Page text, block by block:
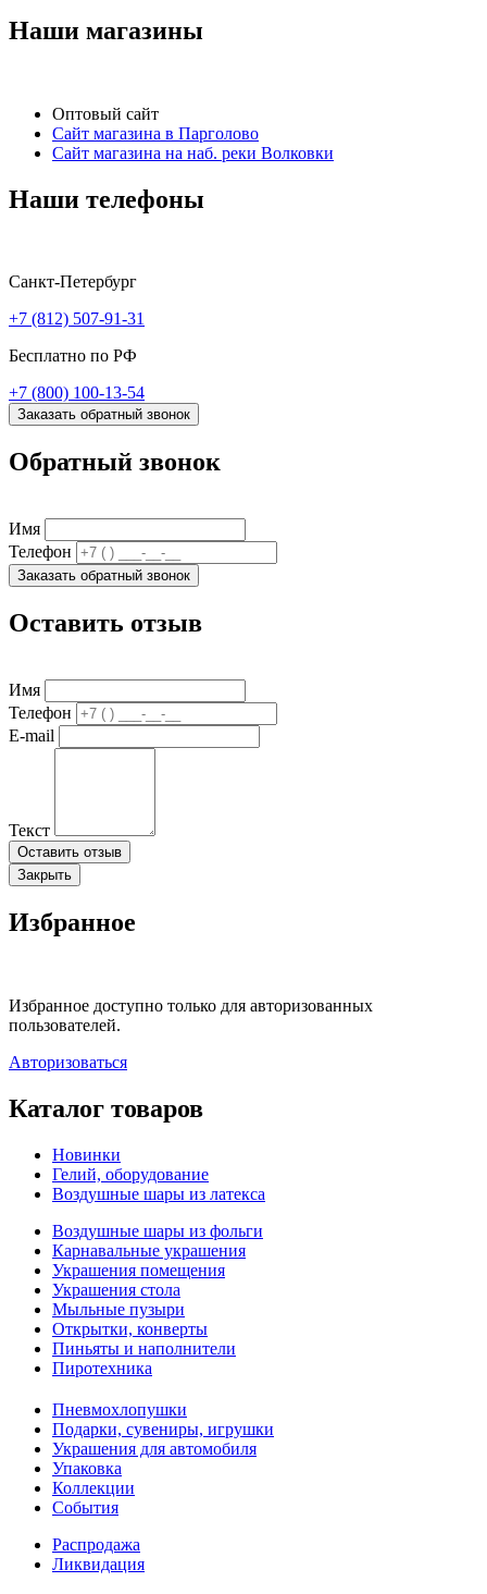
Наши магазины
Оптовый сайт
Сайт магазина в Парголово
Сайт магазина на наб. реки Волковки
Наши телефоны
Санкт-Петербург
+7 (812) 507-91-31
Бесплатно по РФ
+7 (800) 100-13-54
Заказать обратный звонок
Обратный звонок
Имя
Телефон
Заказать обратный звонок
Оставить отзыв
Имя
Телефон
E-mail
Текст
Оставить отзыв
Закрыть
Избранное
Избранное доступно только для авторизованных
пользователей.
Авторизоваться
Каталог товаров
Новинки
Гелий, оборудование
Воздушные шары из латекса
Воздушные шары из фольги
Карнавальные украшения
Украшения помещения
Украшения стола
Мыльные пузыри
Открытки, конверты
Пиньяты и наполнители
Пиротехника
Пневмохлопушки
Подарки, сувениры, игрушки
Украшения для автомобиля
Упаковка
Коллекции
События
Распродажа
Ликвидация